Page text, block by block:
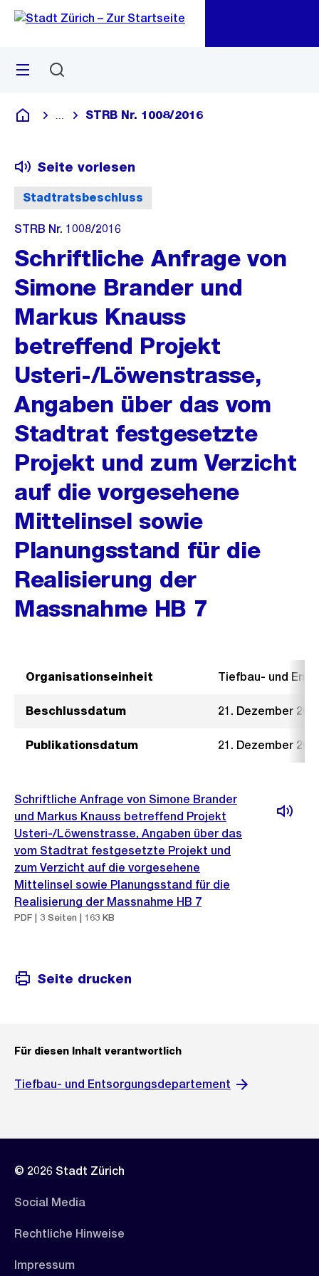
Navigation
Sprunglink
Menü
Deutsch
Blende alle Breadcrumbs ein
STRB Nr. 1008/2016
Stadtratsbeschluss
Seite vorlesen
STRB Nr. 1008/2016
Schriftliche Anfrage von
Simone Brander und
Markus Knauss
betreffend Projekt
Usteri-/Löwenstrasse,
Angaben über das vom
Stadtrat festgesetzte
Projekt und zum Verzicht
auf die vorgesehene
Mittelinsel sowie
Planungsstand für die
Realisierung der
Massnahme HB 7
Organisationseinheit Tiefbau- und
Beschlussdatum 21. Dezember
Publikationsdatum 21. Dezember
Schriftliche Anfrage von Simone Brander
und Markus Knauss betreffend Projekt
Usteri-/Löwenstrasse, Angaben über das
vom Stadtrat festgesetzte Projekt und
zum Verzicht auf die vorgesehene
Mittelinsel sowie Planungsstand für die
Realisierung der Massnahme HB 7
PDF | 3 Seiten | 163 KB
Seite drucken
Für diesen Inhalt verantwortlich
Tiefbau- und Entsorgungsdepartement
© 2026 Stadt Zürich
Social Media
Rechtliche Hinweise
Impressum